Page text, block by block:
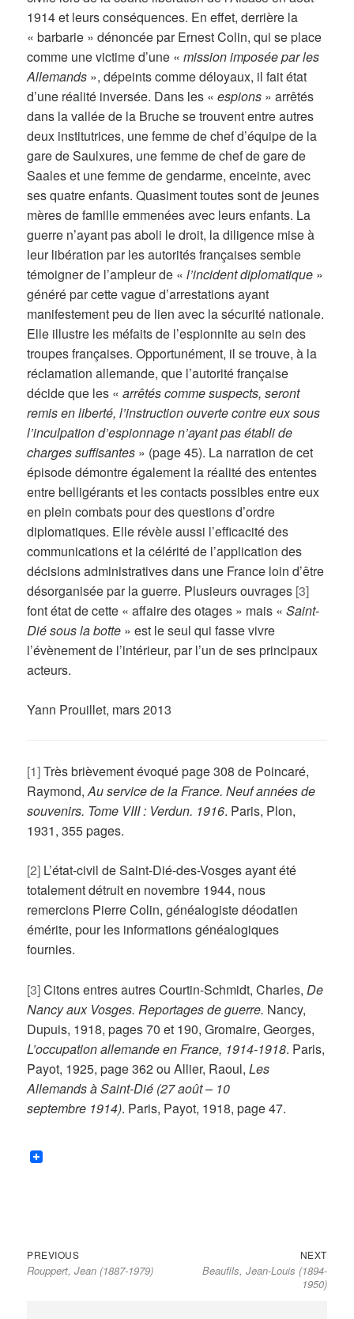
1914 et leurs conséquences. En effet, derrière la
« barbarie » dénoncée par Ernest Colin, qui se place
comme une victime d’une «mission imposée par les
Allemands », dépeints comme déloyaux, il fait état
d’une réalité inversée. Dans les «espions » arrêtés
dans la vallée de la Bruche se trouvent entre autres
deux institutrices, une femme de chef d’équipe de la
gare de Saulxures, une femme de chef de gare de
Saales et une femme de gendarme, enceinte, avec
ses quatre enfants. Quasiment toutes sont de jeunes
mères de famille emmenées avec leurs enfants. La
guerre n’ayant pas aboli le droit, la diligence mise à
leur libération par les autorités françaises semble
témoigner de l’ampleur de «l’incident diplomatique »
généré par cette vague d’arrestations ayant
manifestement peu de lien avec la sécurité nationale.
Elle illustre les méfaits de l’espionnite au sein des
troupes françaises. Opportunément, il se trouve, à la
réclamation allemande, que l’autorité française
décide que les «arrêtés comme suspects, seront
remis en liberté, l’instruction ouverte contre eux sous
l’inculpation d’espionnage n’ayant pas établi de
charges suffisantes » (page 45). La narration de cet
épisode démontre également la réalité des ententes
entre belligérants et les contacts possibles entre eux
en plein combats pour des questions d’ordre
diplomatiques. Elle révèle aussi l’efficacité des
communications et la célérité de l’application des
décisions administratives dans une France loin d’être
désorganisée par la guerre. Plusieurs ouvrages [3]
font état de cette « affaire des otages » mais «Saint-
Dié sous la botte » est le seul qui fasse vivre
l’évènement de l’intérieur, par l’un de ses principaux
acteurs.
Yann Prouillet, mars 2013
[1]Très brièvement évoqué page 308 de Poincaré,
Raymond,Au service de la France. Neuf années de
souvenirs. Tome VIII : Verdun. 1916. Paris, Plon,
1931, 355 pages.
[2] L’état-civil de Saint-Dié-des-Vosges ayant été
totalement détruit en novembre 1944, nous
remercions Pierre Colin, généalogiste déodatien
émérite, pour les informations généalogiques
fournies.
[3]Citons entres autres Courtin-Schmidt, Charles,De
Nancy aux Vosges. Reportages de guerre. Nancy,
Dupuis, 1918, pages 70 et 190, Gromaire, Georges,
L’occupation allemande en France, 1914-1918. Paris,
Payot, 1925, page 362 ou Allier, Raoul,Les
Allemands à Saint-Dié (27 août – 10
septembre 1914). Paris, Payot, 1918, page 47.
Navigation
de
PREVIOUSPrevious
post:
Rouppert, Jean (1887-1979)
NEXTNext
post:
Beaufils, Jean-Louis (1894-
1950)